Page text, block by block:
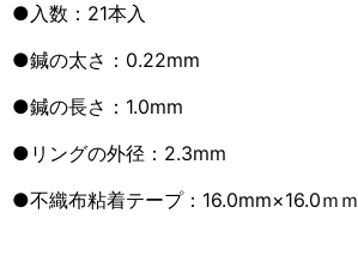
●入数：21本入
●鍼の太さ：0.22mm
●鍼の長さ：1.0mm
●リングの外径：2.3mm
●不織布粘着テープ：16.0mm×16.0ｍｍ